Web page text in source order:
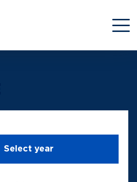
Select year